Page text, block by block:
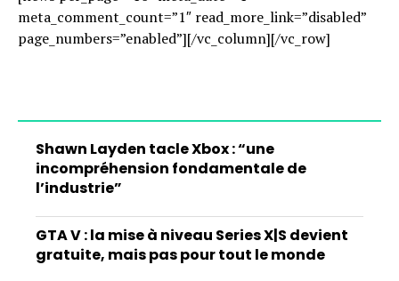
meta_comment_count=”1″ read_more_link=”disabled”
page_numbers=”enabled”][/vc_column][/vc_row]
Shawn Layden tacle Xbox : “une
incompréhension fondamentale de
l’industrie”
GTA V : la mise à niveau Series X|S devient
gratuite, mais pas pour tout le monde